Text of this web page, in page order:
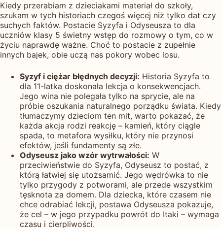
Kiedy przerabiam z dzieciakami materiał do szkoły,
szukam w tych historiach czegoś więcej niż tylko dat czy
suchych faktów. Postacie Syzyfa i Odyseusza to dla
uczniów klasy 5 świetny wstęp do rozmowy o tym, co w
życiu naprawdę ważne. Choć to postacie z zupełnie
innych bajek, obie uczą nas pokory wobec losu.
Syzyf i ciężar błędnych decyzji: Historia Syzyfa to
dla 11-latka doskonała lekcja o konsekwencjach.
Jego wina nie polegała tylko na sprycie, ale na
próbie oszukania naturalnego porządku świata. Kiedy
tłumaczymy dzieciom ten mit, warto pokazać, że
każda akcja rodzi reakcję – kamień, który ciągle
spada, to metafora wysiłku, który nie przynosi
efektów, jeśli fundamenty są złe.
Odyseusz jako wzór wytrwałości: W
przeciwieństwie do Syzyfa, Odyseusz to postać, z
którą łatwiej się utożsamić. Jego wędrówka to nie
tylko przygody z potworami, ale przede wszystkim
tęsknota za domem. Dla dziecka, które czasem nie
chce odrabiać lekcji, postawa Odyseusza pokazuje,
że cel – w jego przypadku powrót do Itaki – wymaga
czasu i cierpliwości.